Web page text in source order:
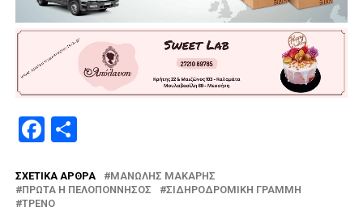
Facebook
Μοιραστείτε
ΣΧΕΤΙΚΆ ΆΡΘΡΑ
ΜΑΝΏΛΗΣ ΜΆΚΑΡΗΣ
ΠΡΏΤΑ Η ΠΕΛΟΠΌΝΝΗΣΟΣ
ΣΙΔΗΡΟΔΡΟΜΙΚΉ ΓΡΑΜΜΉ
ΤΡΈΝΟ